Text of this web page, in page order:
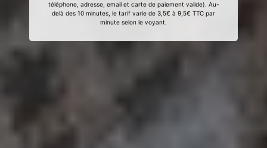
téléphone, adresse, email et carte de paiement valide). Au-
delà des 10 minutes, le tarif varie de 3,5€ à 9,5€ TTC par
minute selon le voyant.